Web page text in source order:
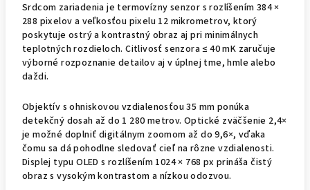
Srdcom zariadenia je termovízny senzor s rozlíšením 384 ×
288 pixelov a veľkosťou pixelu 12 mikrometrov, ktorý
poskytuje ostrý a kontrastný obraz aj pri minimálnych
teplotných rozdieloch. Citlivosť senzora ≤ 40 mK zaručuje
výborné rozpoznanie detailov aj v úplnej tme, hmle alebo
daždi.
Objektív s ohniskovou vzdialenosťou 35 mm ponúka
detekčný dosah až do 1 280 metrov. Optické zväčšenie 2,4×
je možné doplniť digitálnym zoomom až do 9,6×, vďaka
čomu sa dá pohodlne sledovať cieľ na rôzne vzdialenosti.
Displej typu OLED s rozlíšením 1024 × 768 px prináša čistý
obraz s vysokým kontrastom a nízkou odozvou.